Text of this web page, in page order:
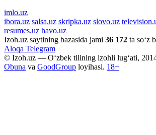
imlo.uz
ibora.uz salsa.uz skripka.uz slovo.uz
resumes.uz havo.uz
Izoh.uz saytining bazasida jami 36 172 ta so‘z
Aloqa Telegram
© Izoh.uz — O‘zbek tilining izohli lug‘ati,
Obuna va GoodGroup loyihasi. 18+